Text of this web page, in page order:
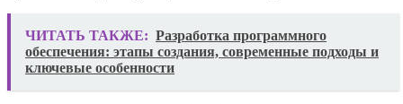
ЧИТАТЬ ТАКЖЕ: Разработка программного
обеспечения: этапы создания, современные подходы и
ключевые особенности